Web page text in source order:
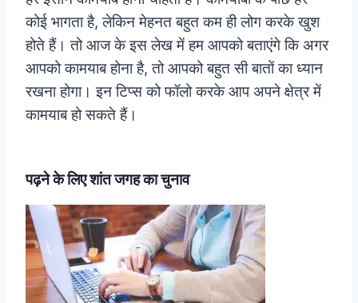
कोई भागता है, लेकिन मेहनत बहुत कम ही लोग करके खुश
होते हैं। तो आज के इस लेख में हम आपको बताएंगे कि अगर
आपको कामयाब होना है, तो आपको बहुत सी बातों का ध्यान
रखना होगा। इन टिप्स को फॉलो करके आप अपने क्षेत्र में
कामयाब हो सकते हैं।
पढ़ने के लिए शांत जगह का चुनाव